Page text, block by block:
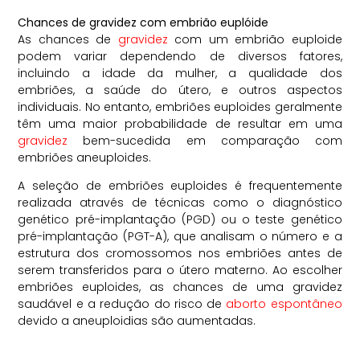
Chances de gravidez com embrião euplóide
As chances de gravidez com um embrião euploide
podem variar dependendo de diversos fatores,
incluindo a idade da mulher, a qualidade dos
embriões, a saúde do útero, e outros aspectos
individuais. No entanto, embriões euploides geralmente
têm uma maior probabilidade de resultar em uma
gravidez
bem-sucedida em comparação com
embriões aneuploides.
A seleção de embriões euploides é frequentemente
realizada através de técnicas como o diagnóstico
genético pré-implantação (PGD) ou o teste genético
pré-implantação (PGT-A), que analisam o número e a
estrutura dos cromossomos nos embriões antes de
serem transferidos para o útero materno. Ao escolher
embriões euploides, as chances de uma gravidez
saudável e a redução do risco de aborto espontâneo
devido a aneuploidias são aumentadas.